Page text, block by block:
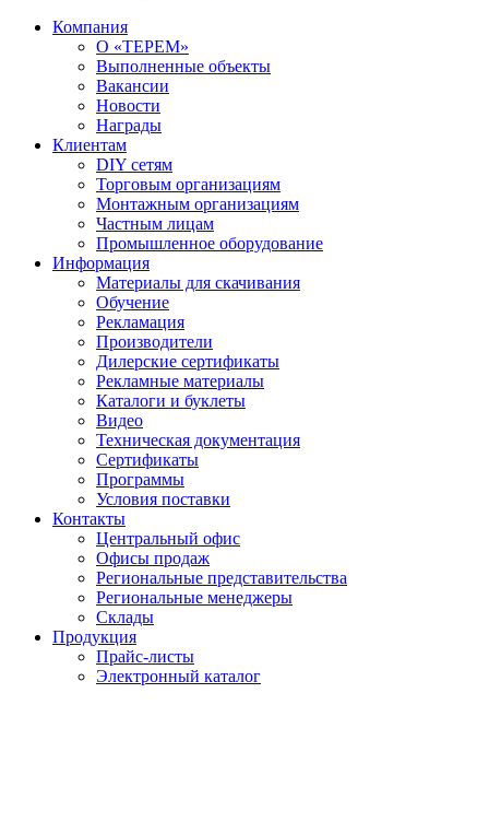
Компания
О «ТЕРЕМ»
Выполненные объекты
Вакансии
Новости
Награды
Клиентам
DIY сетям
Торговым организациям
Монтажным организациям
Частным лицам
Промышленное оборудование
Информация
Материалы для скачивания
Обучение
Рекламация
Производители
Дилерские сертификаты
Рекламные материалы
Каталоги и буклеты
Видео
Техническая документация
Сертификаты
Программы
Условия поставки
Контакты
Центральный офис
Офисы продаж
Региональные представительства
Региональные менеджеры
Склады
Продукция
Прайс-листы
Электронный каталог